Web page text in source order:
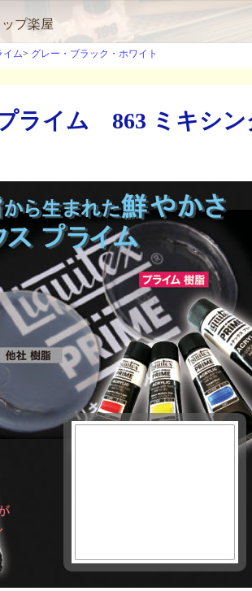
プ楽屋
イム グレー・ブラック・ホワイト
ライム 863 ミキシン